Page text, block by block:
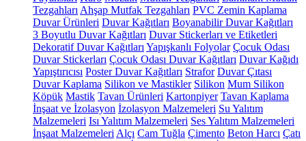
Tezgahları Ahşap Mutfak Tezgahları PVC Zemin Kaplama
Duvar Ürünleri Duvar Kağıtları Boyanabilir Duvar Kağıtları
3 Boyutlu Duvar Kağıtları Duvar Stickerları ve Etiketleri
Dekoratif Duvar Kağıtları Yapışkanlı Folyolar Çocuk Odası
Duvar Stickerları Çocuk Odası Duvar Kağıtları Duvar Kağıdı
Yapıştırıcısı Poster Duvar Kağıtları Strafor Duvar Çıtası
Duvar Kaplama Silikon ve Mastikler Silikon Mum Silikon
Köpük Mastik Tavan Ürünleri Kartonpiyer Tavan Kaplama
İnşaat ve İzolasyon İzolasyon Malzemeleri Su Yalıtım
Malzemeleri Isı Yalıtım Malzemeleri Ses Yalıtım Malzemeleri
İnşaat Malzemeleri Alçı Cam Tuğla Çimento Beton Harcı Çatı